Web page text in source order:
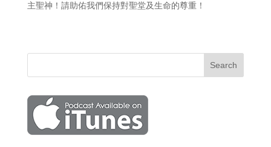
主聖神！請助佑我們保持對聖堂及生命的尊重！